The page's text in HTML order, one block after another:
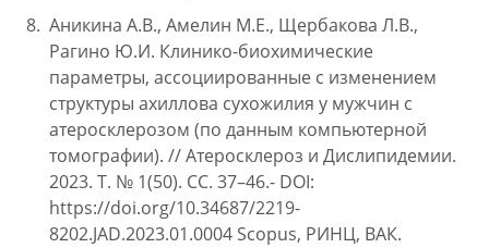
Аникина А.В., Амелин М.Е., Щербакова Л.В.,
Рагино Ю.И. Клинико-биохимические
параметры, ассоциированные с изменением
структуры ахиллова сухожилия у мужчин с
атеросклерозом (по данным компьютерной
томографии). // Атеросклероз и Дислипидемии.
2023. Т. № 1(50). СС. 37–46.- DOI:
https://doi.org/10.34687/2219-
8202.JAD.2023.01.0004 Scopus, РИНЦ, ВАК.